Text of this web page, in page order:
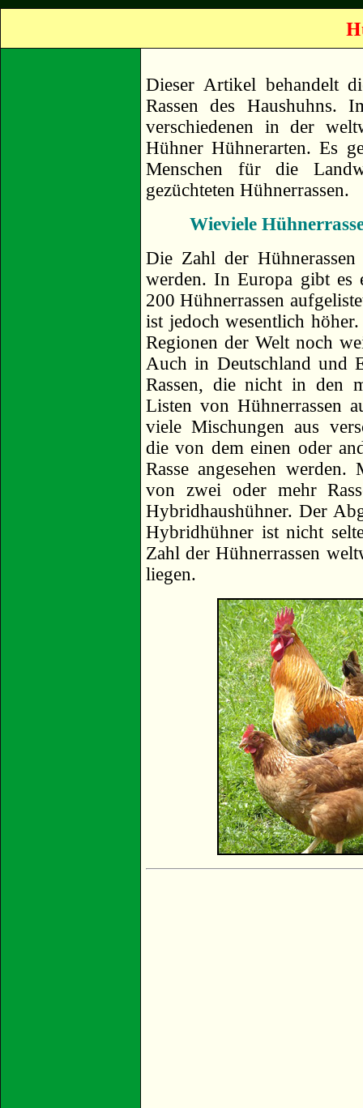
Dieser Artikel behandelt
Rassen des Haushuhns.
verschiedenen in der
Hühner Hühnerarten. Es
Menschen für die
gezüchteten Hühnerrassen.
Wieviele
Die Zahl der
werden. In Europa gibt es
200 Hühnerrassen
ist jedoch wesentlich
Regionen der Welt noch
Auch in Deutschland und
Rassen, die nicht in den
Listen von Hühnerrassen
viele Mischungen aus
die von dem einen oder
Rasse angesehen
von zwei oder mehr
Hybridhaushühner. Der
Hybridhühner ist nicht
Zahl der Hühnerrassen
liegen.